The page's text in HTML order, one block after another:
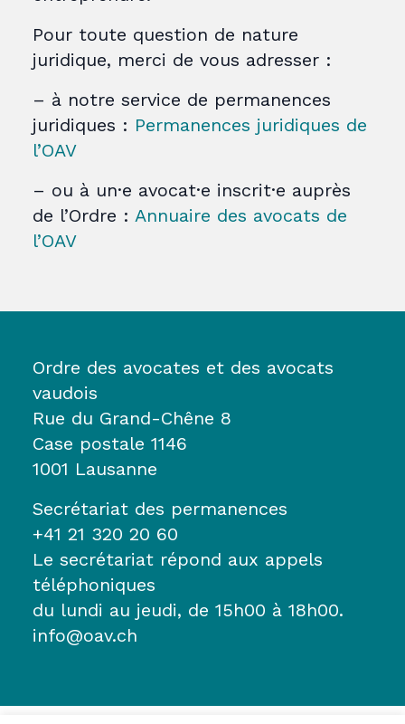
Pour toute question de nature
juridique, merci de vous adresser :
– à notre service de permanences
juridiques : Permanences juridiques de
l’OAV
– ou à un·e avocat·e inscrit·e auprès
de l’Ordre : Annuaire des avocats de
l’OAV
Ordre des avocates et des avocats
vaudois
Rue du Grand-Chêne 8
Case postale 1146
1001 Lausanne
Secrétariat des permanences
+41 21 320 20 60
Le secrétariat répond aux appels
téléphoniques
du lundi au jeudi, de 15h00 à 18h00.
info@oav.ch